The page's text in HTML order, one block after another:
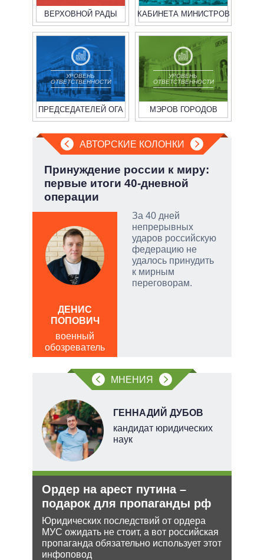
ВЕРХОВНОЙ РАДЫ КАБИНЕТА МИНИСТРОВ
УРОВЕНЬ
ОТВЕТСТВЕННОСТИ
ПРЕДСЕДАТЕЛЕЙ ОГА
УРОВЕНЬ
ОТВЕТСТВЕННОСТИ
МЭРОВ ГОРОДОВ
АВТОРСКИЕ КОЛОНКИ
Принуждение россии к миру:
первые итоги 40-дневной
операции
За 40 дней
непрерывных
ударов российскую
федерацию не
удалось принудить
к мирным
переговорам.
ДЕНИС
ПОПОВИЧ
военный
обозреватель
МНЕНИЯ
ГЕННАДИЙ ДУБОВ
кандидат юридических
наук
Ордер на арест путина –
подарок для пропаганды рф
Юридических последствий от ордера
МУС ожидать не стоит, а вот российская
пропаганда обязательно использует этот
инфоповод